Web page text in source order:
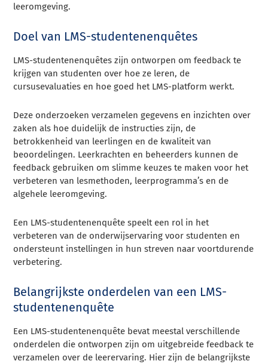
leeromgeving.
Doel van LMS-studentenenquêtes
LMS-studentenenquêtes zijn ontworpen om feedback te
krijgen van studenten over hoe ze leren, de
cursusevaluaties en hoe goed het LMS-platform werkt.
Deze onderzoeken verzamelen gegevens en inzichten over
zaken als hoe duidelijk de instructies zijn, de
betrokkenheid van leerlingen en de kwaliteit van
beoordelingen. Leerkrachten en beheerders kunnen de
feedback gebruiken om slimme keuzes te maken voor het
verbeteren van lesmethoden, leerprogramma’s en de
algehele leeromgeving.
Een LMS-studentenenquête speelt een rol in het
verbeteren van de onderwijservaring voor studenten en
ondersteunt instellingen in hun streven naar voortdurende
verbetering.
Belangrijkste onderdelen van een LMS-
studentenenquête
Een LMS-studentenenquête bevat meestal verschillende
onderdelen die ontworpen zijn om uitgebreide feedback te
verzamelen over de leerervaring. Hier zijn de belangrijkste